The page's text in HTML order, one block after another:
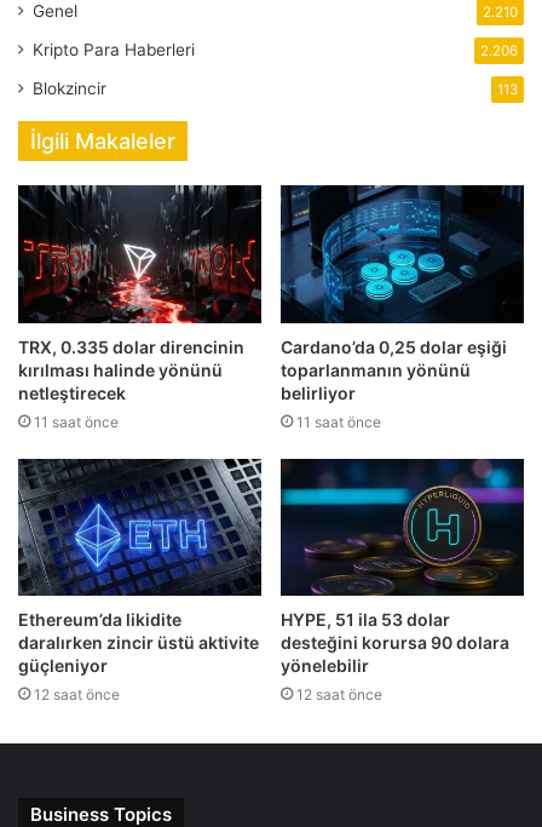
Genel 2.210
Kripto Para Haberleri 2.206
Blokzincir 113
İlgili Makaleler
TRX, 0.335 dolar direncinin
kırılması halinde yönünü
netleştirecek
11 saat önce
Cardano’da 0,25 dolar eşiği
toparlanmanın yönünü
belirliyor
11 saat önce
Ethereum’da likidite
daralırken zincir üstü aktivite
güçleniyor
12 saat önce
HYPE, 51 ila 53 dolar
desteğini korursa 90 dolara
yönelebilir
12 saat önce
Business Topics